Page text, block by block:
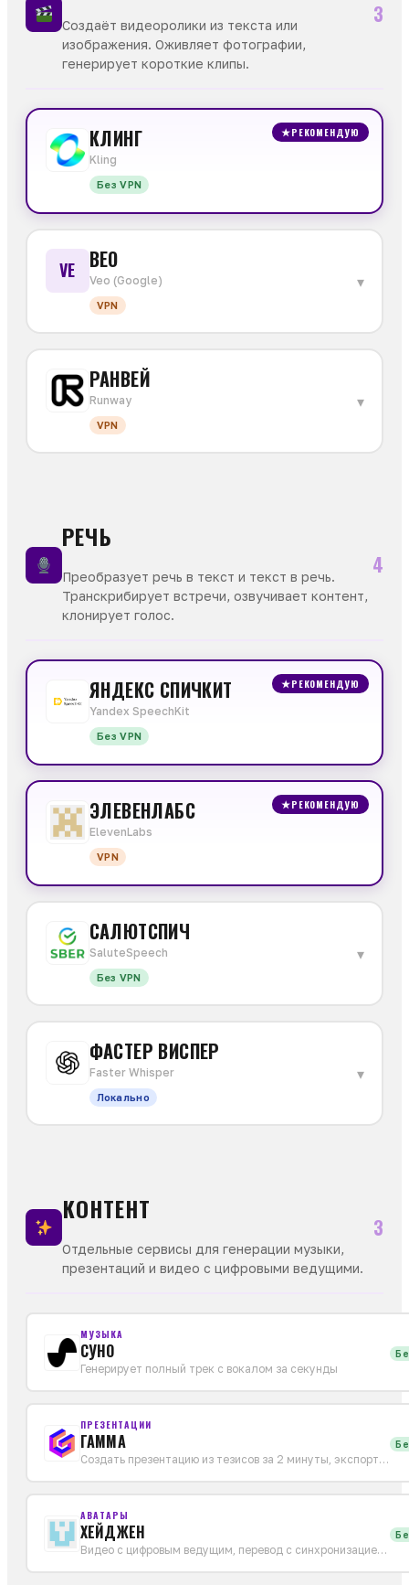
Создаёт видеоролики из текста или
изображения. Оживляет фотографии,
генерирует короткие клипы.
3
★РЕКОМЕНДУЮ
КЛИНГ
Kling
Без VPN
VE ВЕО
Veo (Google)
VPN
▾
РАНВЕЙ
Runway
VPN
▾
РЕЧЬ
Преобразует речь в текст и текст в речь.
Транскрибирует встречи, озвучивает контент,
клонирует голос.
4
★РЕКОМЕНДУЮ
ЯНДЕКС СПИЧКИТ
Yandex SpeechKit
Без VPN
★РЕКОМЕНДУЮ
ЭЛЕВЕНЛАБС
ElevenLabs
VPN
САЛЮТСПИЧ
SaluteSpeech
Без VPN
▾
ФАСТЕР ВИСПЕР
Faster Whisper
Локально
▾
КОНТЕНТ
Отдельные сервисы для генерации музыки,
презентаций и видео с цифровыми ведущими.
3
МУЗЫКА
СУНО
Генерирует полный трек с вокалом за секунды
ПРЕЗЕНТАЦИИ
ГАММА
Создать презентацию из тезисов за 2 минуты, экспорт в PPTX
АВАТАРЫ
ХЕЙДЖЕН
Видео с цифровым ведущим, перевод с синхронизацией губ